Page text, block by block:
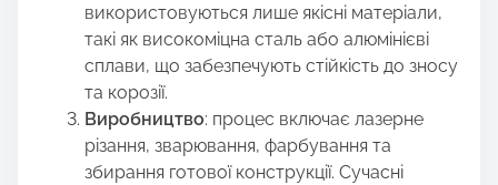
використовуються лише якісні матеріали,
такі як високоміцна сталь або алюмінієві
сплави, що забезпечують стійкість до зносу
та корозії.
Виробництво: процес включає лазерне
різання, зварювання, фарбування та
збирання готової конструкції. Сучасні